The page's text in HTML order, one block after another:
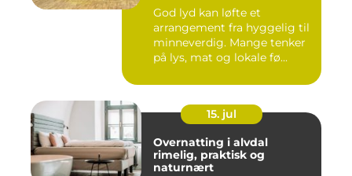
God lyd kan løfte et
arrangement fra hyggelig til
minneverdig. Mange tenker
på lys, mat og lokale fø...
15. jul
Overnatting i alvdal
rimelig, praktisk og
naturnært